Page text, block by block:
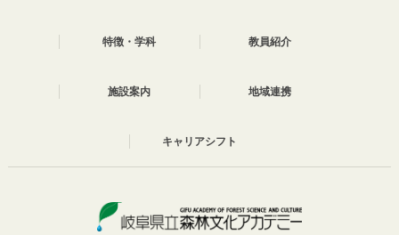
特徴・学科 教員紹介
施設案内 地域連携
キャリアシフト